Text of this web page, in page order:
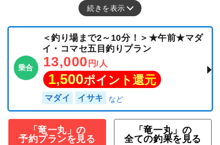
続きを表示
乗合
＜釣り場まで2～10分！＞★午前★マダ
イ・コマセ五目釣りプラン
13,000 円/人
1,500ポイント還元
マダイ イサキ
「竜一丸」の
予約プランを見る
「竜一丸」の
全ての釣果を見る